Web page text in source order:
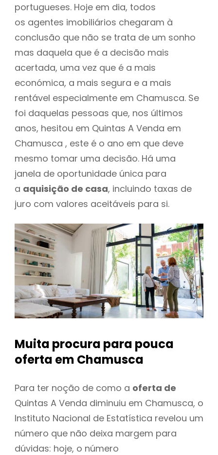
portugueses. Hoje em dia, todos
os agentes imobiliários chegaram à
conclusão que não se trata de um sonho
mas daquela que é a decisão mais
acertada, uma vez que é a mais
económica, a mais segura e a mais
rentável especialmente em Chamusca. Se
foi daquelas pessoas que, nos últimos
anos, hesitou em Quintas A Venda em
Chamusca , este é o ano em que deve
mesmo tomar uma decisão. Há uma
janela de oportunidade única para
a aquisição de casa, incluindo taxas de
juro com valores aceitáveis para si.
Muita procura para pouca
oferta em Chamusca
Para ter noção de como a oferta de
Quintas A Venda diminuiu em Chamusca, o
Instituto Nacional de Estatística revelou um
número que não deixa margem para
dúvidas: hoje, o número